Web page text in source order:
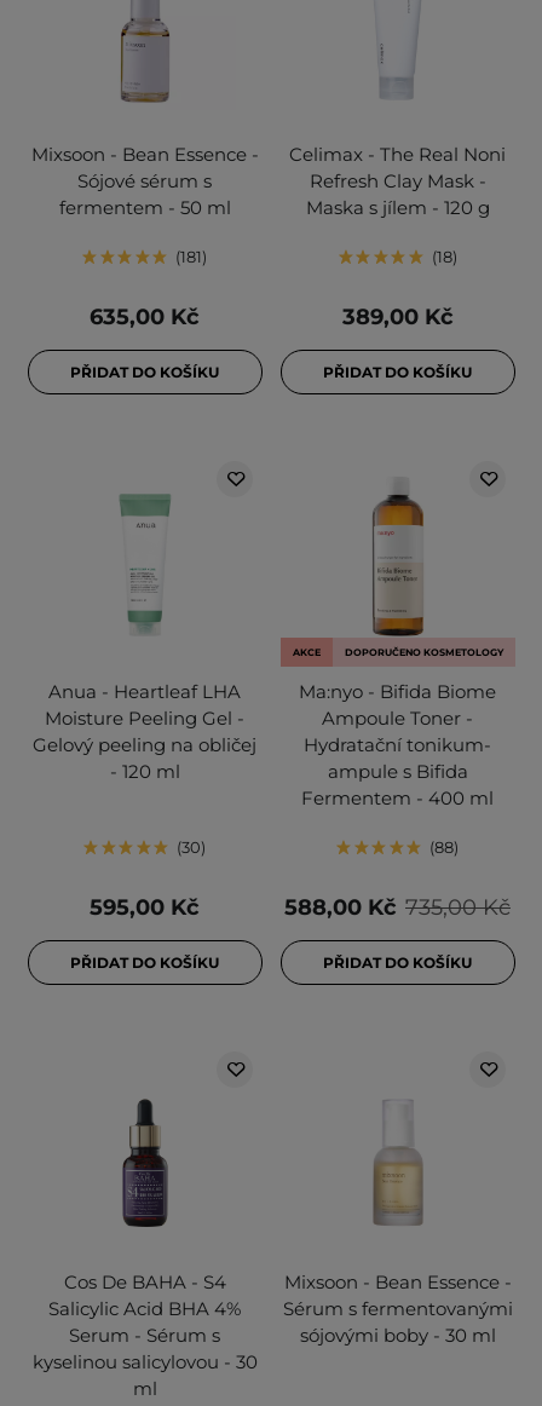
Mixsoon - Bean Essence -
Sójové sérum s
fermentem - 50 ml
181
635,00 Kč
PŘIDAT DO KOŠÍKU
Celimax - The Real Noni
Refresh Clay Mask -
Maska s jílem - 120 g
18
389,00 Kč
PŘIDAT DO KOŠÍKU
Anua - Heartleaf LHA
Moisture Peeling Gel -
Gelový peeling na obličej
- 120 ml
30
595,00 Kč
PŘIDAT DO KOŠÍKU
AKCE DOPORUČENO KOSMETOLOGY
Ma:nyo - Bifida Biome
Ampoule Toner -
Hydratační tonikum-
ampule s Bifida
Fermentem - 400 ml
88
735,00 Kč
588,00 Kč
PŘIDAT DO KOŠÍKU
Cos De BAHA - S4
Salicylic Acid BHA 4%
Serum - Sérum s
kyselinou salicylovou - 30
ml
Mixsoon - Bean Essence -
Sérum s fermentovanými
sójovými boby - 30 ml